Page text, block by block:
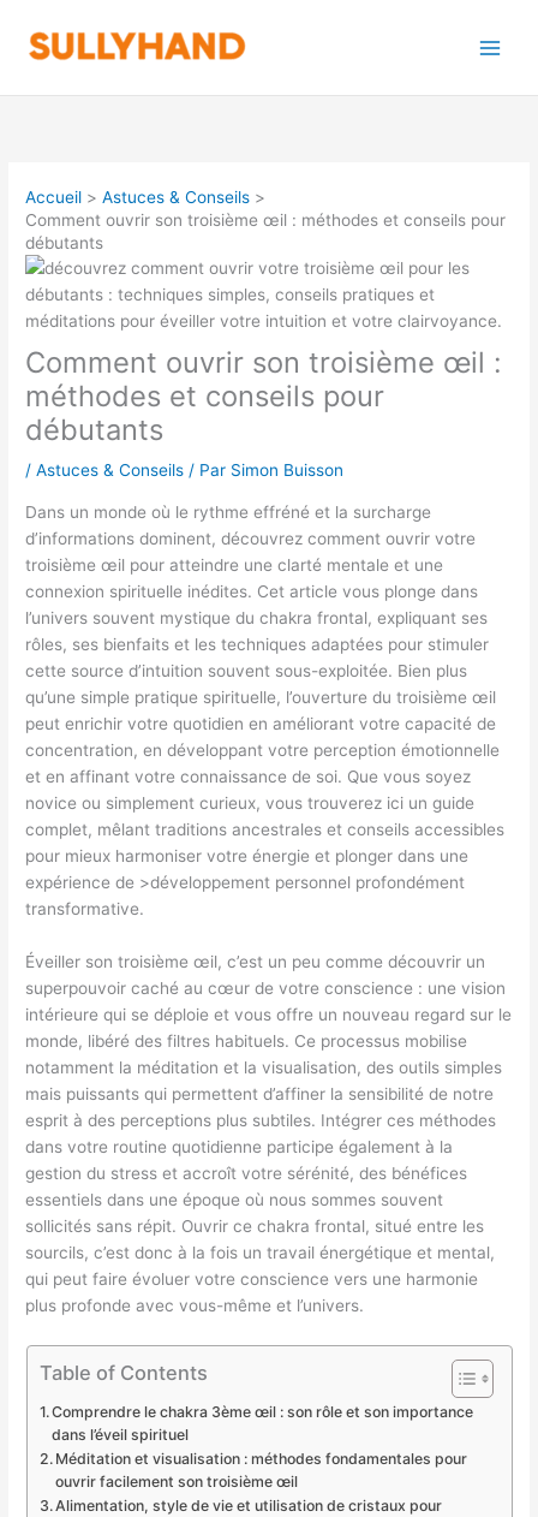
contenu
Accueil
Astuces & Conseils
Comment ouvrir son troisième œil : méthodes et conseils pour
débutants
Comment ouvrir son troisième œil :
méthodes et conseils pour
débutants
/Astuces & Conseils / Par Simon Buisson
Dans un monde où le rythme effréné et la surcharge
d’informations dominent, découvrez comment ouvrir votre
troisième œil pour atteindre une clarté mentale et une
connexion spirituelle inédites. Cet article vous plonge dans
l’univers souvent mystique du chakra frontal, expliquant ses
rôles, ses bienfaits et les techniques adaptées pour stimuler
cette source d’intuition souvent sous-exploitée. Bien plus
qu’une simple pratique spirituelle, l’ouverture du troisième œil
peut enrichir votre quotidien en améliorant votre capacité de
concentration, en développant votre perception émotionnelle
et en affinant votre connaissance de soi. Que vous soyez
novice ou simplement curieux, vous trouverez ici un guide
complet, mêlant traditions ancestrales et conseils accessibles
pour mieux harmoniser votre énergie et plonger dans une
expérience de >développement personnel profondément
transformative.
Éveiller son troisième œil, c’est un peu comme découvrir un
superpouvoir caché au cœur de votre conscience : une vision
intérieure qui se déploie et vous offre un nouveau regard sur le
monde, libéré des filtres habituels. Ce processus mobilise
notamment la méditation et la visualisation, des outils simples
mais puissants qui permettent d’affiner la sensibilité de notre
esprit à des perceptions plus subtiles. Intégrer ces méthodes
dans votre routine quotidienne participe également à la
gestion du stress et accroît votre sérénité, des bénéfices
essentiels dans une époque où nous sommes souvent
sollicités sans répit. Ouvrir ce chakra frontal, situé entre les
sourcils, c’est donc à la fois un travail énergétique et mental,
qui peut faire évoluer votre conscience vers une harmonie
plus profonde avec vous-même et l’univers.
Table of Contents
Comprendre le chakra 3ème œil : son rôle et son importance
dans l’éveil spirituel
Méditation et visualisation : méthodes fondamentales pour
ouvrir facilement son troisième œil
Alimentation, style de vie et utilisation de cristaux pour